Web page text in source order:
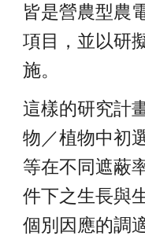
皆是營農型農
項目，並以研
施。
這樣的研究計
物／植物中初
等在不同遮蔽
件下之生長與
個別因應的調